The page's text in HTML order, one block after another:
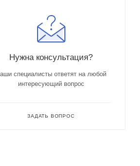
Нужна консультация?
специалисты ответят на любой
интересующий вопрос
ЗАДАТЬ ВОПРОС